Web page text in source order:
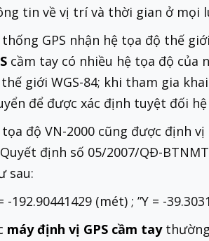
tin về vị trí và thời gian ở mọi
thống GPS nhận hệ tọa độ thế
cầm tay có nhiều hệ tọa độ của
giới WGS-84; khi tham gia
để được xác định tuyệt đối
tọa độ VN-2000 cũng được định
định số 05/2007/QĐ-
sau:
-192.90441429 (mét) ; ”Y = -
máy định vị GPS cầm tay